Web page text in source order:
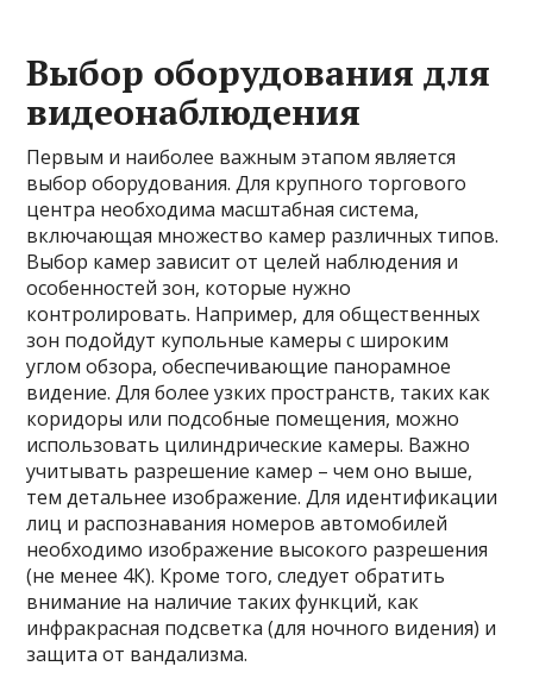
Выбор оборудования для
видеонаблюдения
Первым и наиболее важным этапом является
выбор оборудования. Для крупного торгового
центра необходима масштабная система,
включающая множество камер различных типов.
Выбор камер зависит от целей наблюдения и
особенностей зон, которые нужно
контролировать. Например, для общественных
зон подойдут купольные камеры с широким
углом обзора, обеспечивающие панорамное
видение. Для более узких пространств, таких как
коридоры или подсобные помещения, можно
использовать цилиндрические камеры. Важно
учитывать разрешение камер – чем оно выше,
тем детальнее изображение. Для идентификации
лиц и распознавания номеров автомобилей
необходимо изображение высокого разрешения
(не менее 4К). Кроме того, следует обратить
внимание на наличие таких функций, как
инфракрасная подсветка (для ночного видения) и
защита от вандализма.